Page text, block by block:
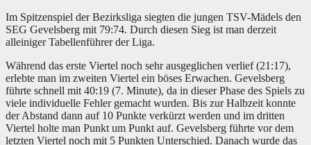
Im Spitzenspiel der Bezirksliga siegten die jungen TSV-Mädels den
SEG Gevelsberg mit 79:74. Durch diesen Sieg ist man derzeit
alleiniger Tabellenführer der Liga.
Während das erste Viertel noch sehr ausgeglichen verlief (21:17),
erlebte man im zweiten Viertel ein böses Erwachen. Gevelsberg
führte schnell mit 40:19 (7. Minute), da in dieser Phase des Spiels zu
viele individuelle Fehler gemacht wurden. Bis zur Halbzeit konnte
der Abstand dann auf 10 Punkte verkürzt werden und im dritten
Viertel holte man Punkt um Punkt auf. Gevelsberg führte vor dem
letzten Viertel noch mit 5 Punkten Unterschied. Danach wurde das